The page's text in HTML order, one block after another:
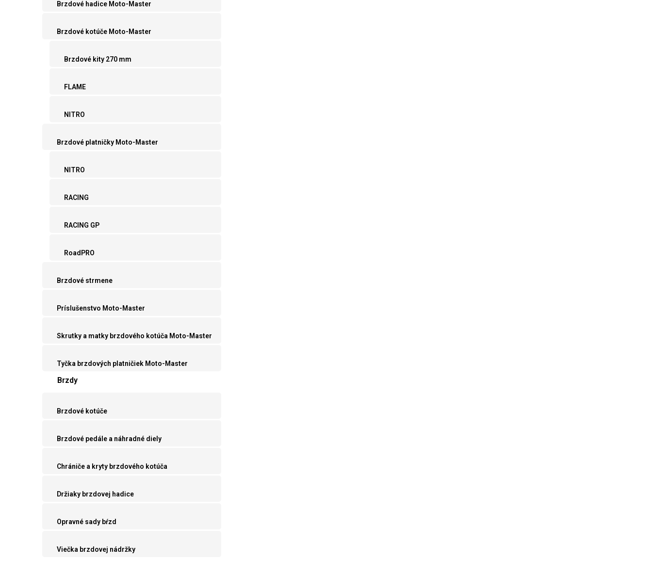
Brzdové hadice Moto-Master
Brzdové kotúče Moto-Master
Brzdové kity 270 mm
FLAME
NITRO
Brzdové platničky Moto-Master
NITRO
RACING
RACING GP
RoadPRO
Brzdové strmene
Príslušenstvo Moto-Master
Skrutky a matky brzdového kotúča Moto-Master
Tyčka brzdových platničiek Moto-Master
Brzdy
Brzdové kotúče
Brzdové pedále a náhradné diely
Chrániče a kryty brzdového kotúča
Držiaky brzdovej hadice
Opravné sady bŕzd
Viečka brzdovej nádržky